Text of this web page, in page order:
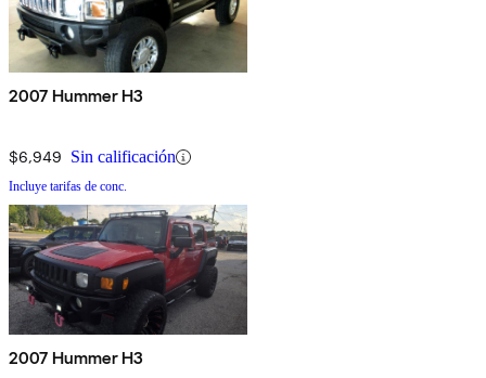
2007 Hummer H3
$6,949 Sin calificación
Incluye tarifas de conc.
2007 Hummer H3